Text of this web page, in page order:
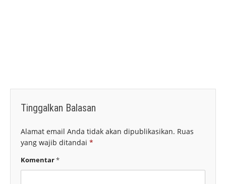
Tinggalkan Balasan
Alamat email Anda tidak akan dipublikasikan. Ruas
yang wajib ditandai *
Komentar*